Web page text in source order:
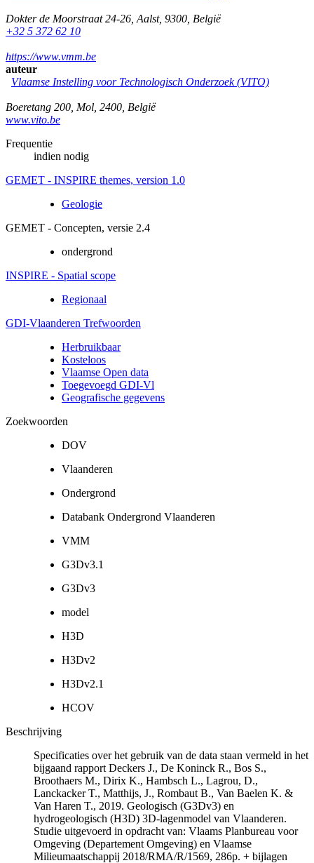
Dokter de Moorstraat 24-26 Aalst, 9300 België
+32 5 372 62 10
https://www.vmm.be
auteur
Vlaamse Instelling voor Technologisch Onderzoek (VITO)
Boeretang 200 Mol 2400 België
www.vito.be
Frequentie
indien nodig
GEMET - INSPIRE themes, version 1.0
Geologie
GEMET - Concepten, versie 2.4
ondergrond
INSPIRE - Spatial scope
Regionaal
GDI-Vlaanderen Trefwoorden
Herbruikbaar
Kosteloos
Vlaamse Open data
Toegevoegd GDI-Vl
Geografische gegevens
Zoekwoorden
DOV
Vlaanderen
Ondergrond
Databank Ondergrond Vlaanderen
VMM
G3Dv3.1
G3Dv3
model
H3D
H3Dv2
H3Dv2.1
HCOV
Beschrijving
Specificaties over het gebruik van de data staan vermeld in het
bijgaand rapport Deckers J., De Koninck R., Bos S.,
Broothaers M., Dirix K., Hambsch L., Lagrou, D.,
Lanckacker T., Matthijs, J., Rombaut B., Van Baelen K. &
Van Haren T., 2019. Geologisch (G3Dv3) en
hydrogeologisch (H3D) 3D-lagenmodel van Vlaanderen.
Studie uitgevoerd in opdracht van: Vlaams Planbureau voor
Omgeving (Departement Omgeving) en Vlaamse
Milieumaatschappij 2018/RMA/R/1569, 286p. + bijlagen